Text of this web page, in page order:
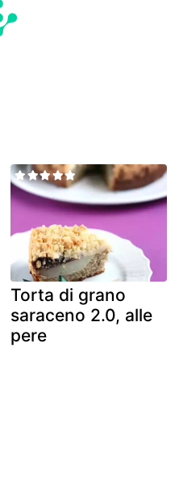
Torta di grano
saraceno 2.0, alle
pere